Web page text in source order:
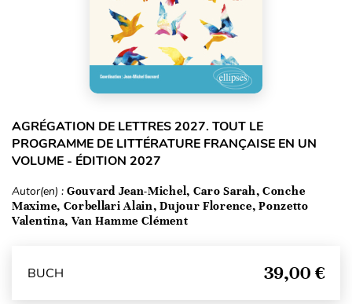
AGRÉGATION DE LETTRES 2027. TOUT LE
PROGRAMME DE LITTÉRATURE FRANÇAISE EN UN
VOLUME - ÉDITION 2027
Autor(en) : Gouvard Jean-Michel, Caro Sarah, Conche
Maxime, Corbellari Alain, Dujour Florence, Ponzetto
Valentina, Van Hamme Clément
BUCH 39,00 €